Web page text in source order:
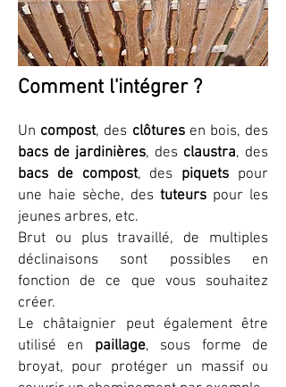
Comment l'intégrer ?
Un compost, des clôturesen bois, des
bacs de jardinières, des claustra, des
bacs de compost, des piquets pour
une haie sèche, des tuteurs pour les
jeunes arbres, etc.
Brut ou plus travaillé, de multiples
déclinaisons sont possibles en
fonction de ce que vous souhaitez
créer.
Le châtaignier peut également être
utilisé en paillage, sous forme de
broyat, pour protéger un massif ou